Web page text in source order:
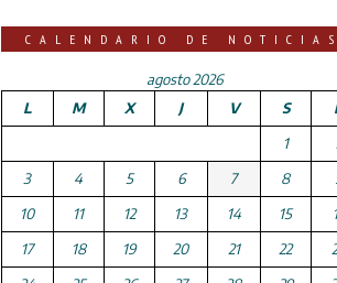
CALENDARIO DE NOTICIAS
agosto 2026
L
M X J V S
1
3
4 5 6 7 8
10
11 12 13 14 15
17
18 19 20 21 22